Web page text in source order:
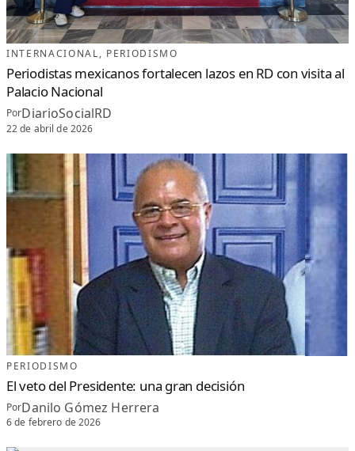
INTERNACIONAL, PERIODISMO
Periodistas mexicanos fortalecen lazos en RD con visita al
Palacio Nacional
PorDiarioSocialRD
22 de abril de 2026
PERIODISMO
El veto del Presidente: una gran decisión
PorDanilo Gómez Herrera
6 de febrero de 2026